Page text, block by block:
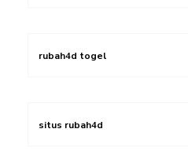
rubah4d togel
situs rubah4d